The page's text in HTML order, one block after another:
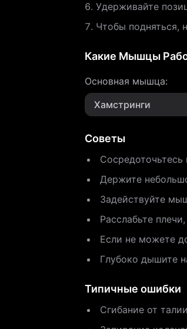
Удерживайте
Чтобы подняться,
Какие Мышцы
Основная мышца:
Хамстринги
Советы
Сосредоточьтесь
Держите
Задействуйте
Расслабьте
Если не можете
Глубоко дышите
Типичные ошибки
Сгибание от